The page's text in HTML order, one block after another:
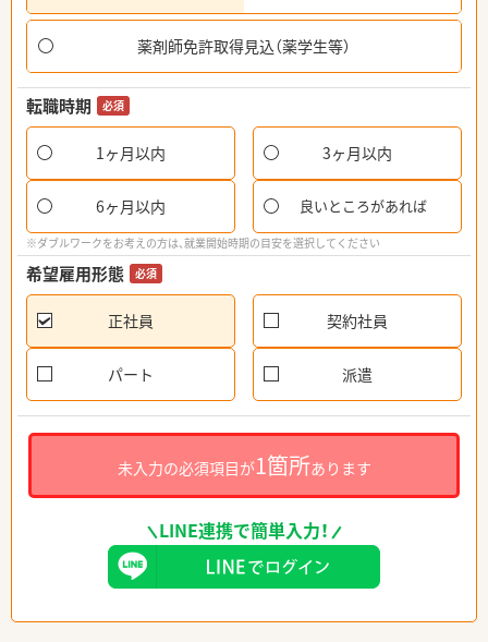
薬剤師免許取得見込（薬学生等）
転職時期 必須
1ヶ月以内 3ヶ月以内
6ヶ月以内 良いところがあれば
※ダブルワークをお考えの方は、就業開始時期の目安を選択してください
希望雇用形態 必須
正社員 契約社員
パート 派遣
未入力の必須項目が1箇所あります
LINE連携で簡単入力！